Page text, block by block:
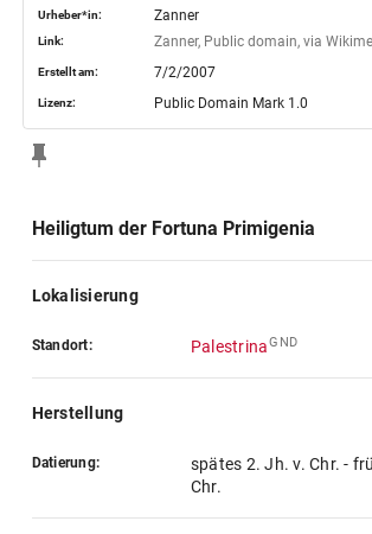
Urheber*in: Zanner
Link: Zanner, Public domain, via
Erstellt am: 7/2/2007
Lizenz: Public Domain Mark 1.0
Heiligtum der Fortuna Primigenia
Lokalisierung
Standort: PalestrinaGND
Herstellung
Datierung:
spätes 2. Jh. v. Chr. -
Chr.